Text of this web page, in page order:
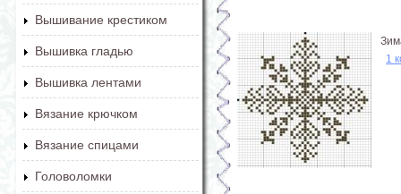
Вышивание крестиком
Вышивка гладью
Вышивка лентами
Вязание крючком
Вязание спицами
Головоломки
1